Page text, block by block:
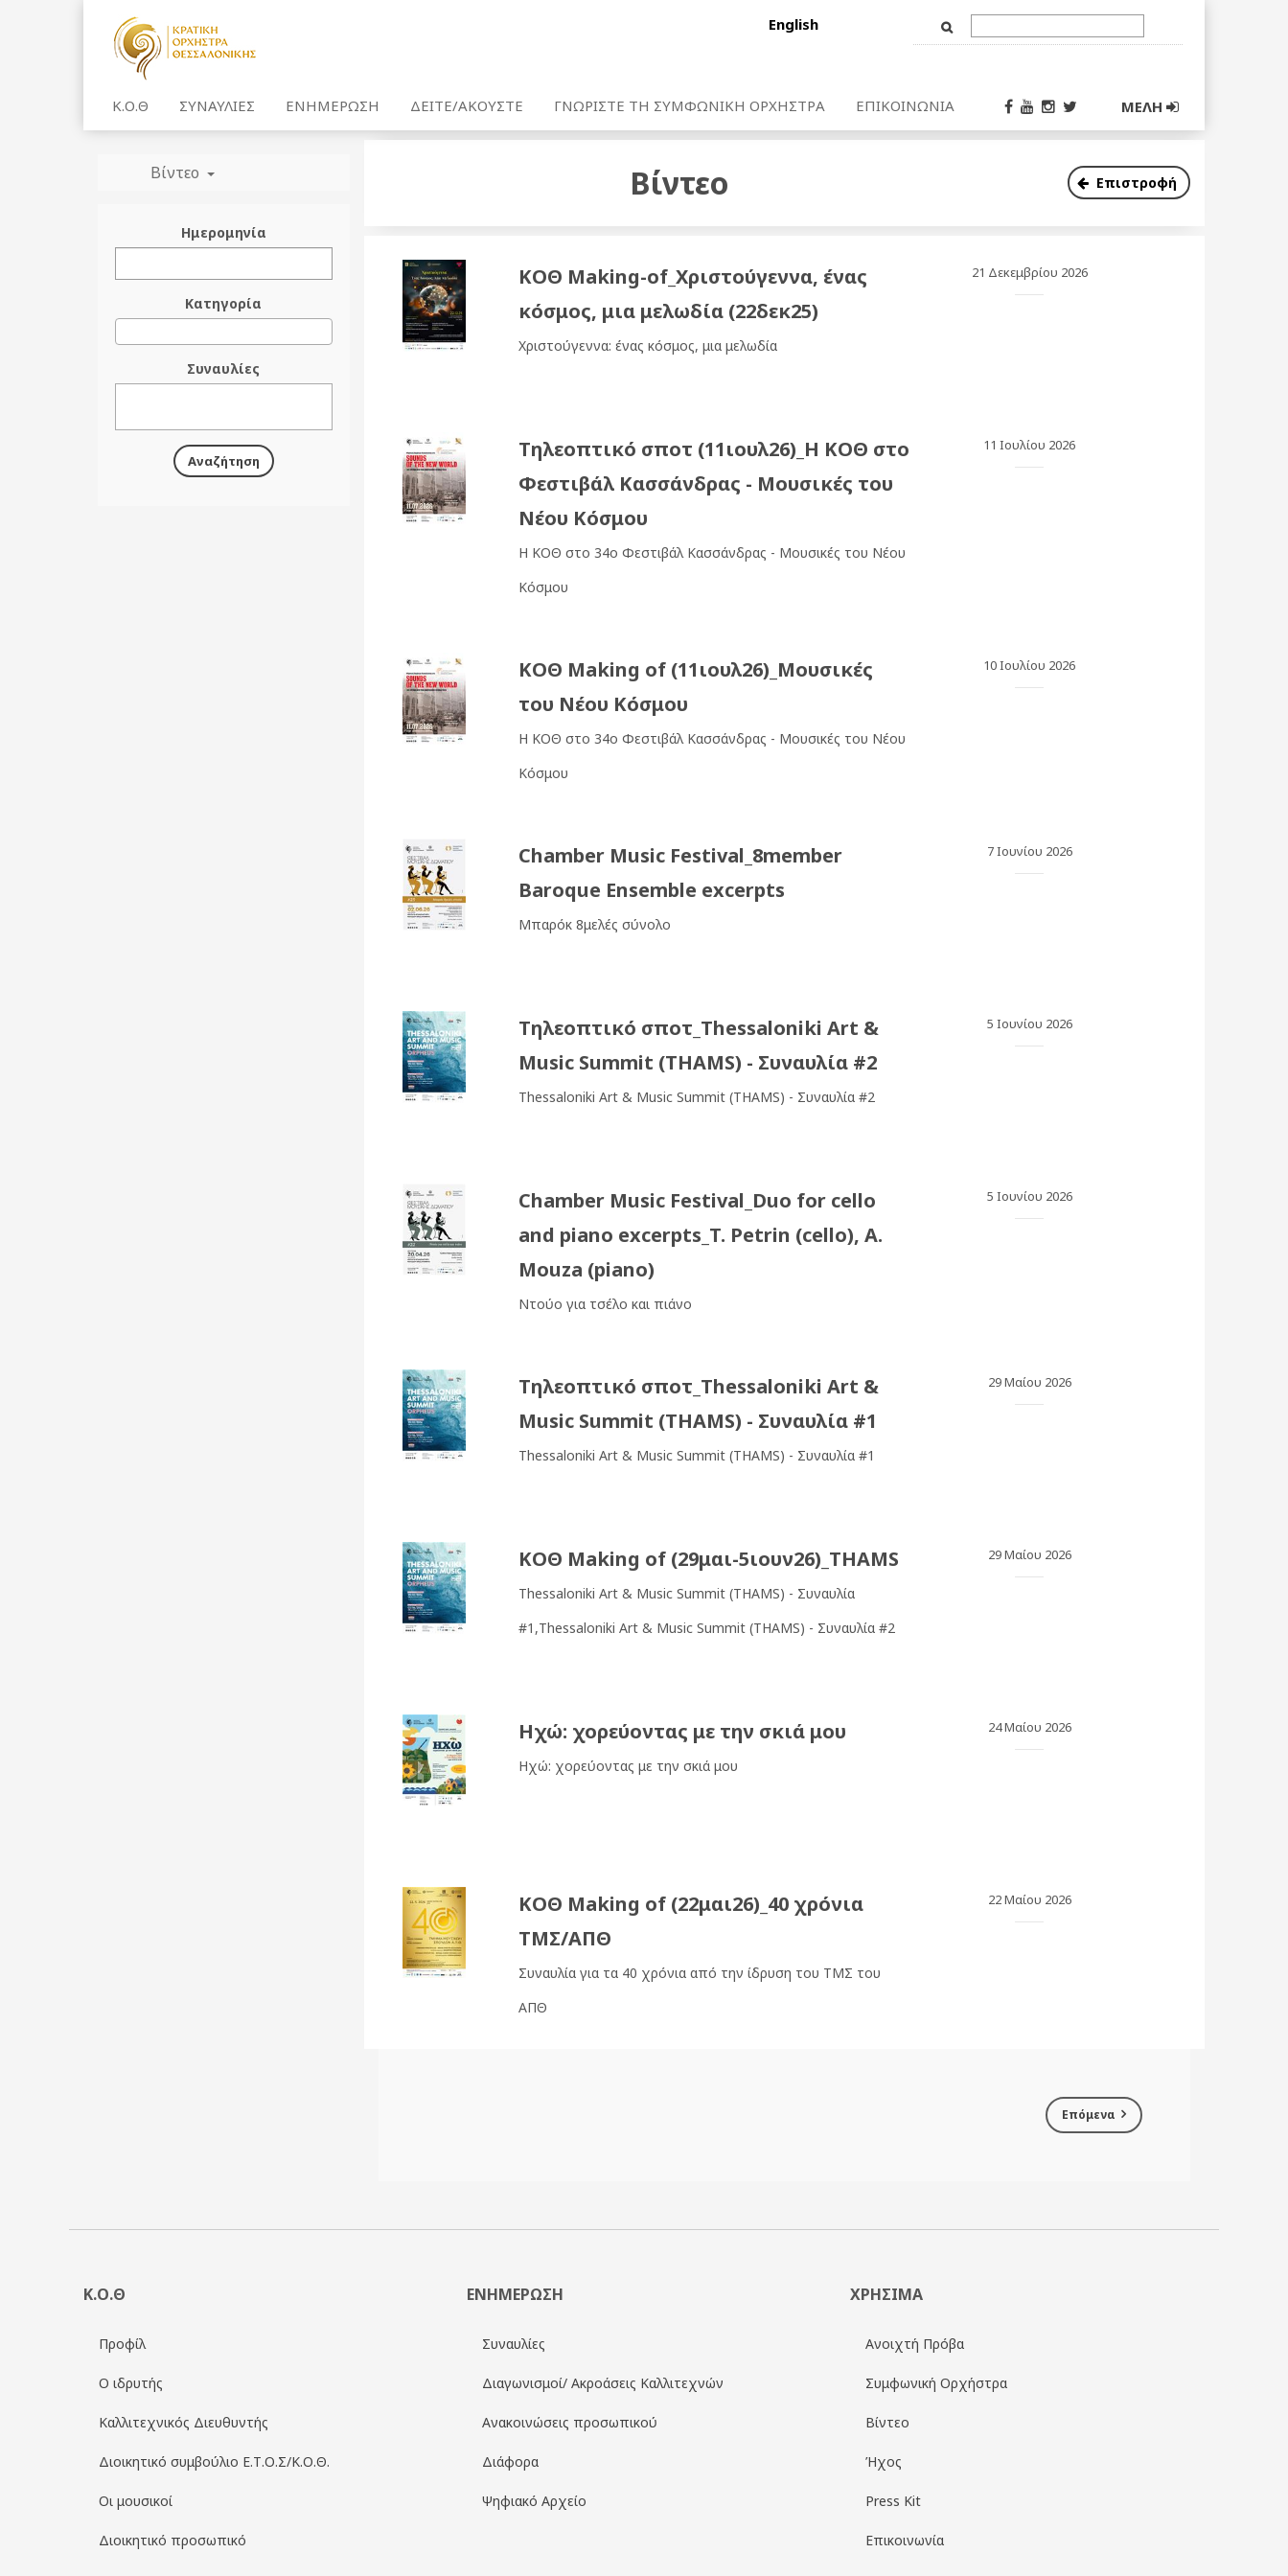
English
Input
Κ.Ο.Θ ΣΥΝΑΥΛΙΕΣ ΕΝΗΜΕΡΩΣΗ ΔΕΙΤΕ/ΑΚΟΥΣΤΕ ΓΝΩΡΙΣΤΕ ΤΗ ΣΥΜΦΩΝΙΚΗ ΟΡΧΗΣΤΡΑ ΕΠΙΚΟΙΝΩΝΙΑ ΜΕΛΗ
Βίντεο
Ημερομηνία
Κατηγορία
Συναυλίες
Αναζήτηση
Βίντεο Επιστροφή
ΚΟΘ Making-of_Χριστούγεννα, ένας
κόσμος, μια μελωδία (22δεκ25)
Χριστούγεννα: ένας κόσμος, μια μελωδία
21 Δεκεμβρίου 2026
Τηλεοπτικό σποτ (11ιουλ26)_Η ΚΟΘ στο
Φεστιβάλ Κασσάνδρας - Μουσικές του
Νέου Κόσμου
Η ΚΟΘ στο 34o Φεστιβάλ Κασσάνδρας - Μουσικές του Νέου
Κόσμου
11 Ιουλίου 2026
ΚΟΘ Making of (11ιουλ26)_Μουσικές
του Νέου Κόσμου
Η ΚΟΘ στο 34o Φεστιβάλ Κασσάνδρας - Μουσικές του Νέου
Κόσμου
10 Ιουλίου 2026
Chamber Music Festival_8member
Baroque Ensemble excerpts
Μπαρόκ 8μελές σύνολο
7 Ιουνίου 2026
Τηλεοπτικό σποτ_Thessaloniki Art &
Music Summit (THAMS) - Συναυλία #2
Thessaloniki Art & Music Summit (THAMS) - Συναυλία #2
5 Ιουνίου 2026
Chamber Music Festival_Duo for cello
and piano excerpts_T. Petrin (cello), A.
Mouza (piano)
Ντούο για τσέλο και πιάνο
5 Ιουνίου 2026
Τηλεοπτικό σποτ_Thessaloniki Art &
Music Summit (THAMS) - Συναυλία #1
Thessaloniki Art & Music Summit (THAMS) - Συναυλία #1
29 Μαίου 2026
ΚΟΘ Making of (29μαι-5ιουν26)_THAMS
Thessaloniki Art & Music Summit (THAMS) - Συναυλία
#1,Thessaloniki Art & Music Summit (THAMS) - Συναυλία #2
29 Μαίου 2026
Ηχώ: χορεύοντας με την σκιά μου
Ηχώ: χορεύοντας με την σκιά μου
24 Μαίου 2026
ΚΟΘ Making of (22μαι26)_40 χρόνια
ΤΜΣ/ΑΠΘ
Συναυλία για τα 40 χρόνια από την ίδρυση του ΤΜΣ του
ΑΠΘ
22 Μαίου 2026
Επόμενα
Κ.Ο.Θ
Προφίλ
Ο ιδρυτής
Καλλιτεχνικός Διευθυντής
Διοικητικό συμβούλιο Ε.Τ.Ο.Σ/Κ.Ο.Θ.
Οι μουσικοί
Διοικητικό προσωπικό
ΕΝΗΜΕΡΩΣΗ
Συναυλίες
Διαγωνισμοί/ Ακροάσεις Καλλιτεχνών
Ανακοινώσεις προσωπικού
Διάφορα
Ψηφιακό Αρχείο
ΧΡΗΣΙΜΑ
Ανοιχτή Πρόβα
Συμφωνική Ορχήστρα
Βίντεο
Ήχος
Press Kit
Επικοινωνία